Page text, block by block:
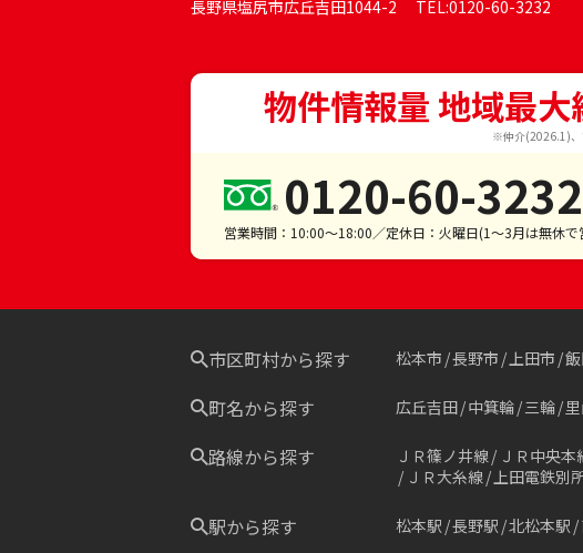
長野県塩尻市広丘吉田1044-2 TEL:0120-60-3232
物件情報量 地域最
※仲介(2026.1)、
0120-60-3232
営業時間：10:00～18:00／定休日：火曜日(1～3月は無休で
市区町村から探す 松本市 長野市 上田市
町名から探す 広丘吉田 中箕輪 三輪
路線から探す ＪＲ篠ノ井線 ＪＲ中央本
ＪＲ大糸線 上田電鉄別
駅から探す 松本駅 長野駅 北松本駅